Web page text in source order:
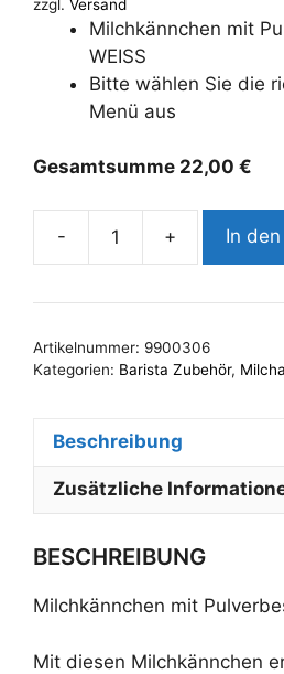
zzgl. Versand
Milchkännchen mit
WEISS
Bitte wählen Sie die
Menü aus
Gesamtsumme 22,00 €
-
Menge
+ In
Artikelnummer: 9900306
Kategorien: Barista Zubehör,
Beschreibung
Zusätzliche
BESCHREIBUNG
Milchkännchen mit
Mit diesen Milchkännchen